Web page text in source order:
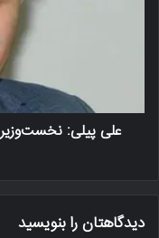
علی پیلی:
دیدگاهتان را بنویسید